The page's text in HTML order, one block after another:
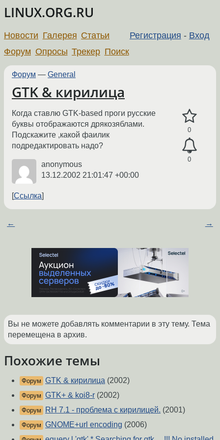
LINUX.ORG.RU
Регистрация - Вход
Новости Галерея Статьи
Форум Опросы Трекер Поиск
Форум — General
GTK & кирилица
0
0
Когда ставлю GTK-based проги русские
буквы отображаются дрякозяблами.
Подскажите ,какой фаилик
подредактировать надо?
anonymous
13.12.2002 21:01:47 +00:00
Ссылка
← →
Вы не можете добавлять комментарии в эту тему. Тема
перемещена в архив.
Похожие темы
Форум GTK & кирилица (2002)
Форум GTK+ & koi8-r (2002)
Форум RH 7.1 - проблема с кирилицей. (2001)
Форум GNOME+url encoding (2006)